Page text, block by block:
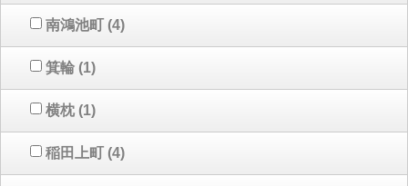
南鴻池町 (4)
箕輪 (1)
横枕 (1)
稲田上町 (4)